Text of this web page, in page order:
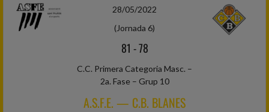
28/05/2022
(Jornada 6)
81 -78
C.C. Primera Categoria Masc. –
2a. Fase – Grup 10
A.S.F.E. — C.B. BLANES